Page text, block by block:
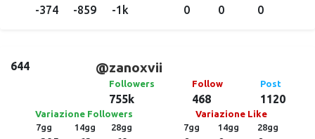
-374 -859 -1k 0 0 0
644 @zanoxvii
Followers
755k
Follow
468
Post
1120
Variazione Followers
7gg
14gg 28gg
Variazione Like
7gg
14gg 28gg